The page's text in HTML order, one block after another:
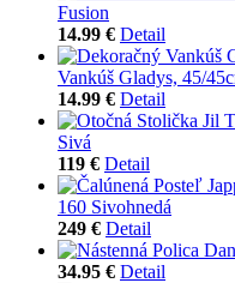
Fusion
14.99 € Detail
Vankúš Gladys, 45/
14.99 € Detail
Sivá
119 € Detail
160 Sivohnedá
249 € Detail
34.95 € Detail